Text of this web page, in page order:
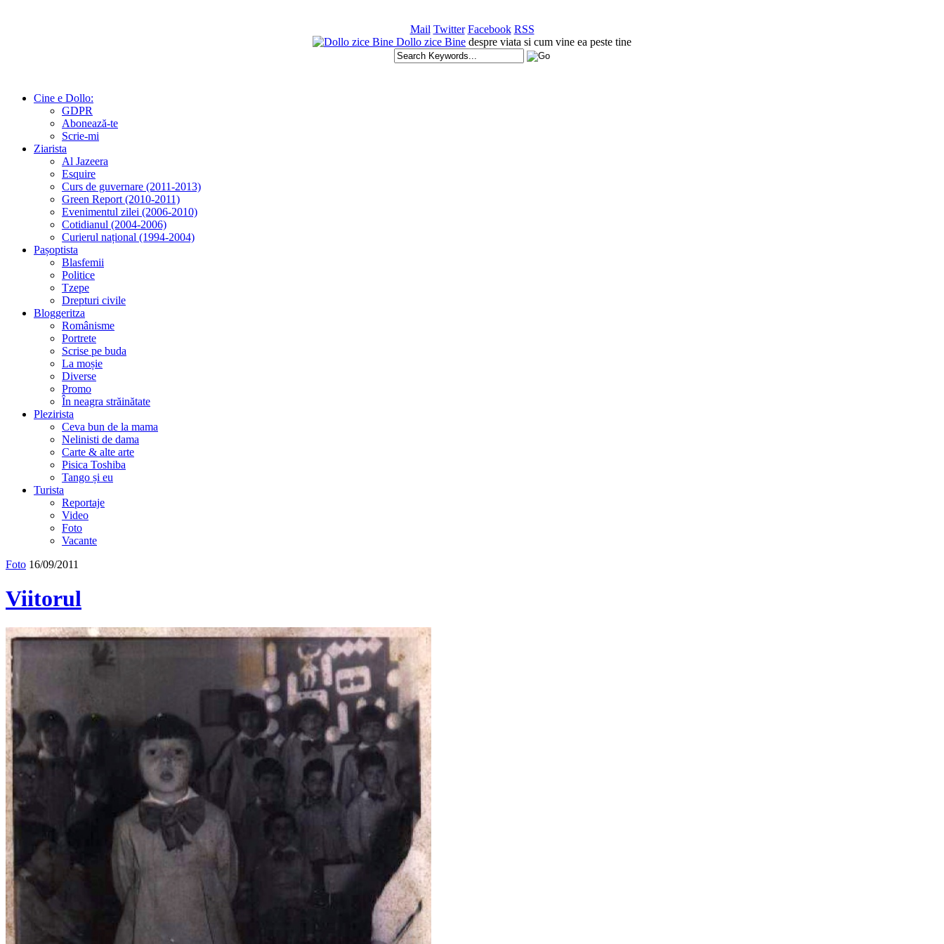
Mail Twitter Facebook RSS
Dollo zice Bine despre viata si cum vine ea peste tine
Cine e Dollo:
GDPR
Abonează-te
Scrie-mi
Ziarista
Al Jazeera
Esquire
Curs de guvernare (2011-2013)
Green Report (2010-2011)
Evenimentul zilei (2006-2010)
Cotidianul (2004-2006)
Curierul național (1994-2004)
Pașoptista
Blasfemii
Politice
Tzepe
Drepturi civile
Bloggeritza
Românisme
Portrete
Scrise pe buda
La moșie
Diverse
Promo
În neagra străinătate
Plezirista
Ceva bun de la mama
Nelinisti de dama
Carte & alte arte
Pisica Toshiba
Tango și eu
Turista
Reportaje
Video
Foto
Vacante
Foto 16/09/2011
Viitorul